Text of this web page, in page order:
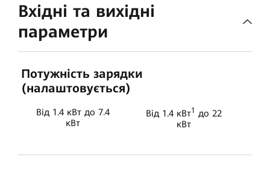
Вхідні та вихідні
параметри
Потужність зарядки
(налаштовується)
Від 1.4 кВт до 7.4
кВт
Від 1.4 кВт1 до 22
кВт